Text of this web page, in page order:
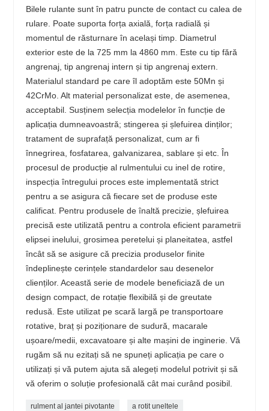
Bilele rulante sunt în patru puncte de contact cu calea de
rulare. Poate suporta forța axială, forța radială și
momentul de răsturnare în același timp. Diametrul
exterior este de la 725 mm la 4860 mm. Este cu tip fără
angrenaj, tip angrenaj intern și tip angrenaj extern.
Materialul standard pe care îl adoptăm este 50Mn și
42CrMo. Alt material personalizat este, de asemenea,
acceptabil. Susținem selecția modelelor în funcție de
aplicația dumneavoastră; stingerea și șlefuirea dinților;
tratament de suprafață personalizat, cum ar fi
înnegrirea, fosfatarea, galvanizarea, sablare și etc. În
procesul de producție al rulmentului cu inel de rotire,
inspecția întregului proces este implementată strict
pentru a se asigura că fiecare set de produse este
calificat. Pentru produsele de înaltă precizie, șlefuirea
precisă este utilizată pentru a controla eficient parametrii
elipsei inelului, grosimea peretelui și planeitatea, astfel
încât să se asigure că precizia produselor finite
îndeplinește cerințele standardelor sau desenelor
clienților. Această serie de modele beneficiază de un
design compact, de rotație flexibilă și de greutate
redusă. Este utilizat pe scară largă pe transportoare
rotative, braț și poziționare de sudură, macarale
ușoare/medii, excavatoare și alte mașini de inginerie. Vă
rugăm să nu ezitați să ne spuneți aplicația pe care o
utilizați și vă putem ajuta să alegeți modelul potrivit și să
vă oferim o soluție profesională cât mai curând posibil.
rulment al jantei pivotante a rotit uneltele